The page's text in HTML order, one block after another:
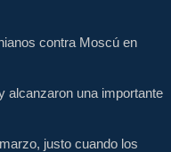
contra Moscú en
alcanzaron una importante
justo cuando los